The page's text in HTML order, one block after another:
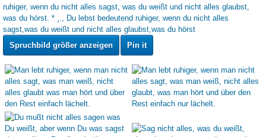
Spruchbild größer anzeigen Pin it